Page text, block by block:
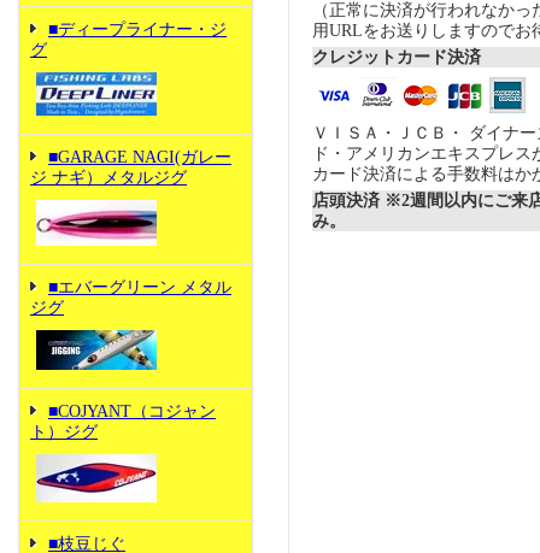
■ディープライナー・ジ
グ
■GARAGE NAGI(ガレー
ジ ナギ）メタルジグ
■エバーグリーン メタル
ジグ
■COJYANT（コジャン
ト）ジグ
■枝豆じぐ
（正常に決済が行われなか
用URLをお送りしますのでお
クレジットカード決済
ＶＩＳＡ・ＪＣＢ・ ダイナ
ド・アメリカンエキスプレ
カード決済による手数料はか
店頭決済 ※2週間以内にご来
み。